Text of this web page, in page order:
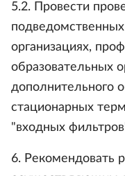
5.2. Провести
организациях,
образовательных
дополнительного
стационарных
"входных
6. Рекомендовать